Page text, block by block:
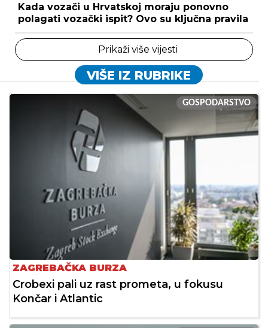
Kada vozači u Hrvatskoj moraju ponovno
polagati vozački ispit? Ovo su ključna pravila
Prikaži više vijesti
VIŠE IZ RUBRIKE
GOSPODARSTVO
ZAGREBAČKA BURZA
Crobexi pali uz rast prometa, u fokusu
Končar i Atlantic